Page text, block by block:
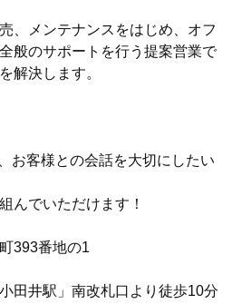
、メンテナンスをはじめ、オフ
般のサポートを行う提案営業で
解決します。
お客様との会話を大切にしたい
んでいただけます！
393番地の1
田井駅」南改札口より徒歩10分